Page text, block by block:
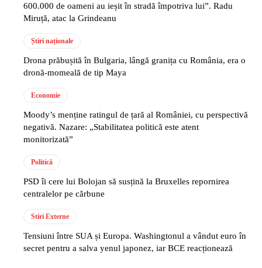
600.000 de oameni au ieșit în stradă împotriva lui”. Radu
Miruță, atac la Grindeanu
Știri naționale
Drona prăbușită în Bulgaria, lângă granița cu România, era o
dronă-momeală de tip Maya
Economie
Moody’s menține ratingul de țară al României, cu perspectivă
negativă. Nazare: „Stabilitatea politică este atent
monitorizată”
Politică
PSD îi cere lui Bolojan să susțină la Bruxelles repornirea
centralelor pe cărbune
Stiri Externe
Tensiuni între SUA și Europa. Washingtonul a vândut euro în
secret pentru a salva yenul japonez, iar BCE reacționează